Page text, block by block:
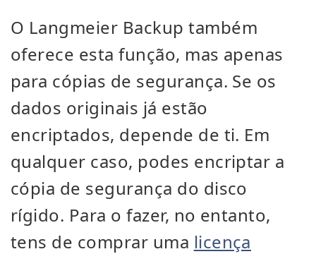
O Langmeier Backup também
oferece esta função, mas apenas
para cópias de segurança. Se os
dados originais já estão
encriptados, depende de ti. Em
qualquer caso, podes encriptar a
cópia de segurança do disco
rígido. Para o fazer, no entanto,
tens de comprar uma licença